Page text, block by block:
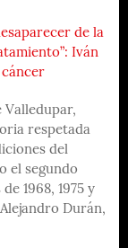
de la
Iván
cáncer
Valledupar,
respetada
del
el segundo
1968, 1975 y
Durán,